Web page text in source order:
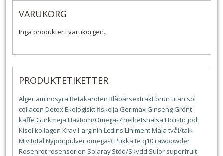
VARUKORG
Inga produkter i varukorgen.
PRODUKTETIKETTER
Alger aminosyra Betakaroten Blåbärsextraktbrun utan sol
collacen DetoxEkologisktfiskolja Gerimax Ginseng Grönt
kaffe Gurkmeja Havtorn/Omega-7helhetshälsa Holisticjod
Kisel kollagen Kravl-arginin Ledins LinimentMaja tvål/talk
Mivitotal Nyponpulver omega-3 Pukka te q10rawpowder
Rosenrotrosenserien Solaray Stöd/Skydd Sulor superfruit